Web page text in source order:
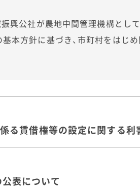
興公社が農地中間管理機構とし
本方針に基づき、市町村をはじ
る賃借権等の設定に関する
表について